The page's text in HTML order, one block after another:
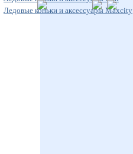
Ледовые коньки и аксессуары Maxcity